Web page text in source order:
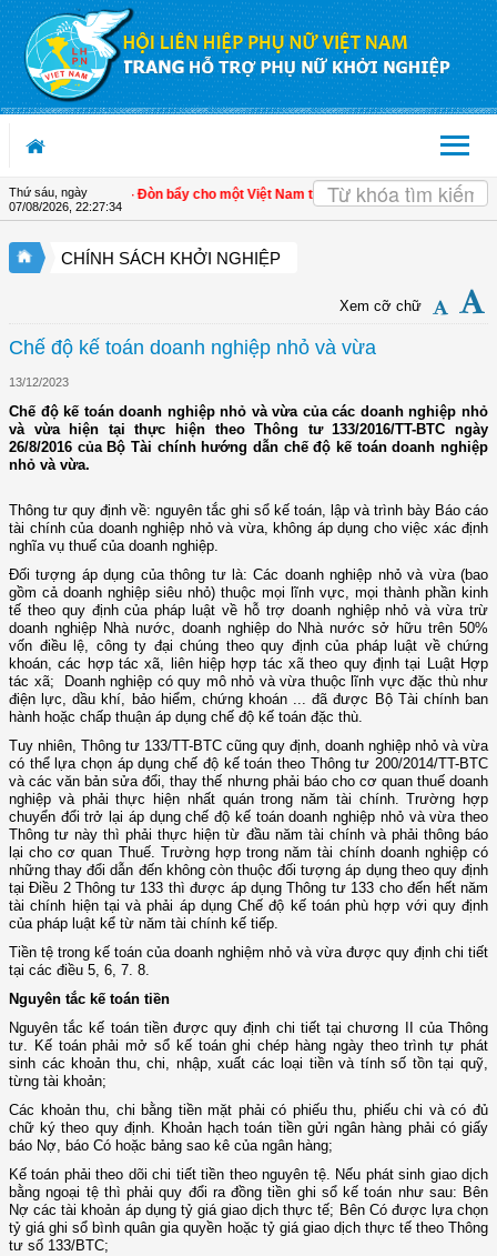
Truy cập nội dung luôn
Thứ sáu, ngày
07/08/2026 22:27:34
kinh tế tư nhân - Đòn bẩy cho một Việt Nam thịnh vượng | Hội LHPN tỉnh
CHÍNH SÁCH KHỞI NGHIỆP
Xem cỡ chữ
Chế độ kế toán doanh nghiệp nhỏ và vừa
13/12/2023
Chế độ kế toán doanh nghiệp nhỏ và vừa của các doanh nghiệp nhỏ
và vừa hiện tại thực hiện theo Thông tư 133/2016/TT-BTC ngày
26/8/2016 của Bộ Tài chính hướng dẫn chế độ kế toán doanh nghiệp
nhỏ và vừa.
Thông tư quy định về: nguyên tắc ghi sổ kế toán, lập và trình bày Báo cáo
tài chính của doanh nghiệp nhỏ và vừa, không áp dụng cho việc xác định
nghĩa vụ thuế của doanh nghiệp.
Đối tượng áp dụng của thông tư là: Các doanh nghiệp nhỏ và vừa (bao
gồm cả doanh nghiệp siêu nhỏ) thuộc mọi lĩnh vực, mọi thành phần kinh
tế theo quy định của pháp luật về hỗ trợ doanh nghiệp nhỏ và vừa trừ
doanh nghiệp Nhà nước, doanh nghiệp do Nhà nước sở hữu trên 50%
vốn điều lệ, công ty đại chúng theo quy định của pháp luật về chứng
khoán, các hợp tác xã, liên hiệp hợp tác xã theo quy định tại Luật Hợp
tác xã; Doanh nghiệp có quy mô nhỏ và vừa thuộc lĩnh vực đặc thù như
điện lực, dầu khí, bảo hiểm, chứng khoán ... đã được Bộ Tài chính ban
hành hoặc chấp thuận áp dụng chế độ kế toán đặc thù.
Tuy nhiên, Thông tư 133/TT-BTC cũng quy định, doanh nghiệp nhỏ và vừa
có thể lựa chọn áp dụng chế độ kế toán theo Thông tư 200/2014/TT-BTC
và các văn bản sửa đổi, thay thế nhưng phải báo cho cơ quan thuế doanh
nghiệp và phải thực hiện nhất quán trong năm tài chính. Trường hợp
chuyển đổi trở lại áp dụng chế độ kế toán doanh nghiệp nhỏ và vừa theo
Thông tư này thì phải thực hiện từ đầu năm tài chính và phải thông báo
lại cho cơ quan Thuế. Trường hợp trong năm tài chính doanh nghiệp có
những thay đổi dẫn đến không còn thuộc đối tượng áp dụng theo quy định
tại Điều 2 Thông tư 133 thì được áp dụng Thông tư 133 cho đến hết năm
tài chính hiện tại và phải áp dụng Chế độ kế toán phù hợp với quy định
của pháp luật kể từ năm tài chính kế tiếp.
Tiền tệ trong kế toán của doanh nghiệm nhỏ và vừa được quy định chi tiết
tại các điều 5, 6, 7. 8.
Nguyên tắc kế toán tiền
Nguyên tắc kế toán tiền được quy định chi tiết tại chương II của Thông
tư. Kế toán phải mở sổ kế toán ghi chép hàng ngày theo trình tự phát
sinh các khoản thu, chi, nhập, xuất các loại tiền và tính số tồn tại quỹ,
từng tài khoản;
Các khoản thu, chi bằng tiền mặt phải có phiếu thu, phiếu chi và có đủ
chữ ký theo quy định. Khoản hạch toán tiền gửi ngân hàng phải có giấy
báo Nợ, báo Có hoặc bảng sao kê của ngân hàng;
Kế toán phải theo dõi chi tiết tiền theo nguyên tệ. Nếu phát sinh giao dịch
bằng ngoại tệ thì phải quy đổi ra đồng tiền ghi sổ kế toán như sau: Bên
Nợ các tài khoản áp dụng tỷ giá giao dịch thực tế; Bên Có được lựa chọn
tỷ giá ghi sổ bình quân gia quyền hoặc tỷ giá giao dịch thực tế theo Thông
tư số 133/BTC;